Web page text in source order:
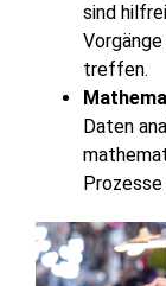
sind
treffen.
Daten
Prozesse